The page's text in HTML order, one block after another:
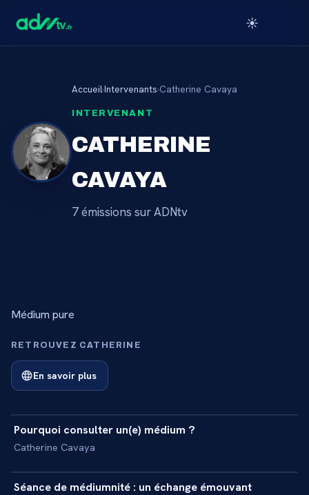
☀️
Accueil›Intervenants›Catherine Cavaya
INTERVENANT
CATHERINE
CAVAYA
7émissions sur ADNtv
Médium pure
RETROUVEZ CATHERINE
En savoir plus
INTERVIEW
Pourquoi consulter un(e) médium ?
Catherine Cavaya
REPORTAGE
Séance de médiumnité : un échange émouvant